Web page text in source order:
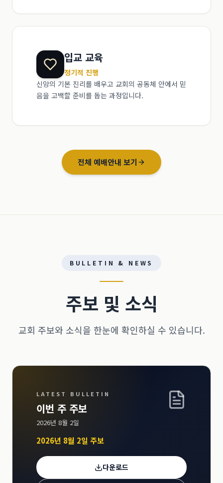
입교 교육
정기적 진행
신앙의 기본 진리를 배우고 교회의 공동체 안에서 믿
음을 고백할 준비를 돕는 과정입니다.
전체 예배안내 보기
BULLETIN & NEWS
주보 및 소식
교회 주보와 소식을 한눈에 확인하실 수 있습니다.
LATEST BULLETIN
이번 주 주보
2026년 8월 2일
2026년 8월 2일 주보
다운로드